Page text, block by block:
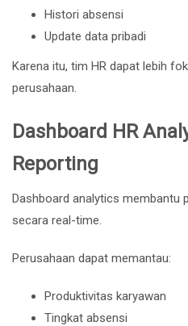
Histori absensi
Update data pribadi
Karena itu, tim HR dapat lebih
perusahaan.
Dashboard HR
Reporting
Dashboard analytics membantu
secara real-time.
Perusahaan dapat memantau:
Produktivitas karyawan
Tingkat absensi